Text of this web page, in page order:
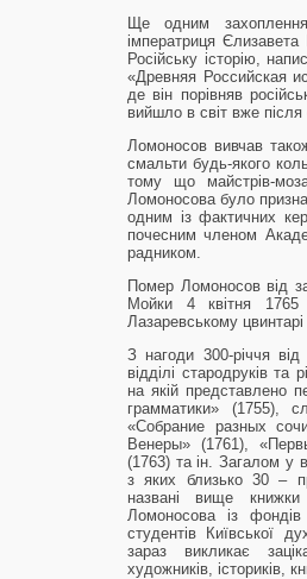
Ще одним
імператриця
Російську історію,
«Древняя Российская
де він порівняв
вийшло в світ вже
Ломоносов вивчав
смальти будь-якого
тому що майстрів-
Ломоносова було
одним із фактичних
почесним членом
радником.
Помер Ломоносов від
Мойки 4 квітня
Лазаревському
З нагоди 300-річчя
відділі стародруків
на якій представлено
грамматики» (1755),
«Собрание разных
Венеры» (1761),
(1763) та ін. Загалом у
з яких близько 30 –
названі вище
Ломоносова із фондів
студентів Київської
зараз викликає
художників, істориків,